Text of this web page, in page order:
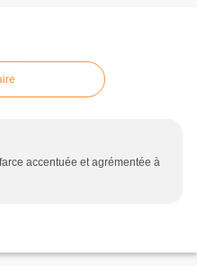
accentuée et agrémentée à